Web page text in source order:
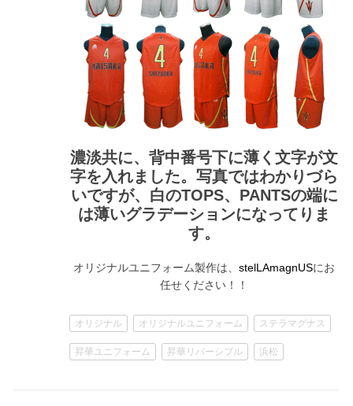
濃淡共に、背中番号下に薄く文字が文
字を入れました。写真ではわかりづら
いですが、白のTOPS、PANTSの端に
は薄いグラデーションになってりま
す。
オリジナルユニフォーム製作は、 stelLAmagnUSにお
任せください！！
オリジナル オリジナルユニフォーム ステラマグナス
昇華ユニフォーム 昇華リバーシブル 浜松